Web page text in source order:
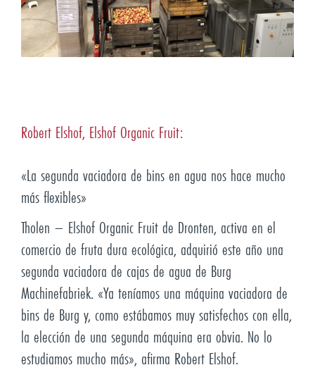
Robert Elshof, Elshof Organic Fruit:
«La segunda vaciadora de bins en agua nos hace mucho
más flexibles»
Tholen – Elshof Organic Fruit de Dronten, activa en el
comercio de fruta dura ecológica, adquirió este año una
segunda vaciadora de cajas de agua de Burg
Machinefabriek. «Ya teníamos una máquina vaciadora de
bins de Burg y, como estábamos muy satisfechos con ella,
la elección de una segunda máquina era obvia. No lo
estudiamos mucho más», afirma Robert Elshof.